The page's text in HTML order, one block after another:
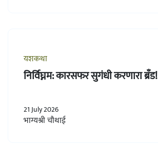
यशकथा
निर्विघ्नम: कारसफर सुगंधी करणारा ब्रँड!
21 July 2026
भाग्यश्री चौथाई